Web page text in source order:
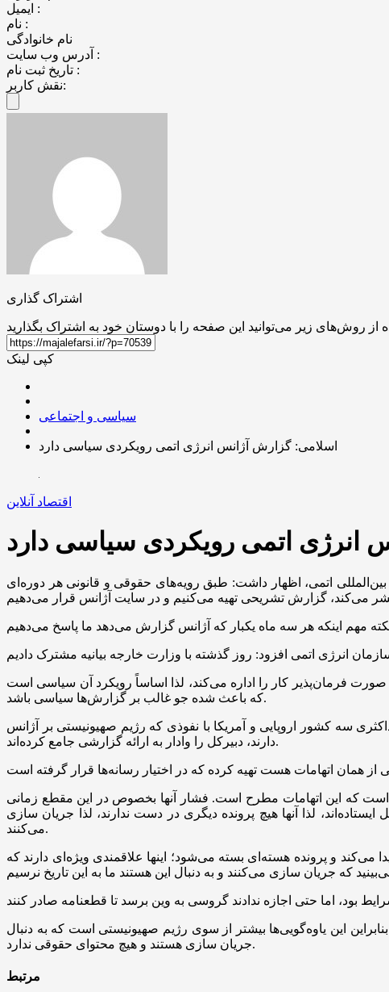
ایمیل :
نام :
نام خانوادگی
آدرس وب سایت :
تاریخ ثبت نام :
نقش کاربر:
اشتراک گذاری
کپی لینک
سیاسی و اجتماعی
اسلامی: گزارش آژانس انرژی اتمی رویکردی سیاسی دارد
اقتصاد آنلاین
انرژی اتمی رویکردی سیاسی دارد
اتمی، اظهار داشت: طبق رویه‌های حقوقی و قانونی هر دوره‌ای
صورت فرمان‌پذیر کار را اداره می‌کند، لذا اساساً رویکرد آن سیاسی است
که باعث شده جو غالب بر گزارش‌ها سیاسی باشد.
سه کشور اروپایی و آمریکا با نفوذی که رژیم صهیونیستی بر آژانس
دارند، دبیرکل را وادار به ارائه گزارشی جامع کرده‌اند.
اتمی افزود: آژانس تصویری از صنعت هسته‌ای ایران ارائه داده که آلوده است به موارد اتهامی که ۲۵ سال است که این اتهامات مطرح است. فشار آنها بخصوص در این مقطع زمانی
لذا آنها هیچ پرونده دیگری در دست ندارند، لذا جریان سازی
می‌کنند.
و پرونده هسته‌ای بسته می‌شود؛ اینها علاقمندی ویژه‌ای دارند که
این یاوه‌گویی‌ها بیشتر از سوی رژیم صهیونیستی است که به دنبال
جریان سازی هستند و هیچ محتوای حقوقی ندارد.
مرتبط